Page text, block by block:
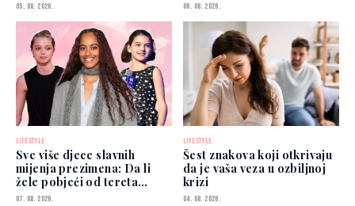
05. 08. 2026. 06. 08. 2026.
LIFESTYLE
Sve više djece slavnih
mijenja prezimena: Da li
žele pobjeći od tereta
poznatih roditelja?
07. 08. 2026.
LIFESTYLE
Šest znakova koji otkrivaju
da je vaša veza u ozbiljnoj
krizi
04. 08. 2026.